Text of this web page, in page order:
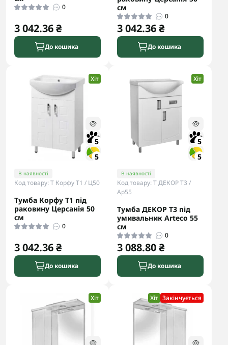
0
3 042.36 ₴
До кошика
см
0
3 042.36 ₴
До кошика
Хіт
5
5
В наявності
Код товару: Т Корфу Т1 / Ц50
Тумба Корфу Т1 під
раковину Церсанія 50
см
0
3 042.36 ₴
До кошика
Хіт
5
5
В наявності
Код товару: Т ДЕКОР Т3 /
Ар55
Тумба ДЕКОР Т3 під
умивальник Arteco 55
см
0
3 088.80 ₴
До кошика
Хіт Хіт Закінчується